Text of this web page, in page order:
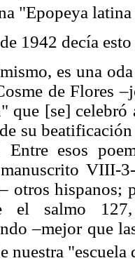
"Epopeya
1942 decía
es una
de Flores
que [se]
su
esos
VIII-
otros hispanos;
el salmo
–mejor que
nuestra "escuela